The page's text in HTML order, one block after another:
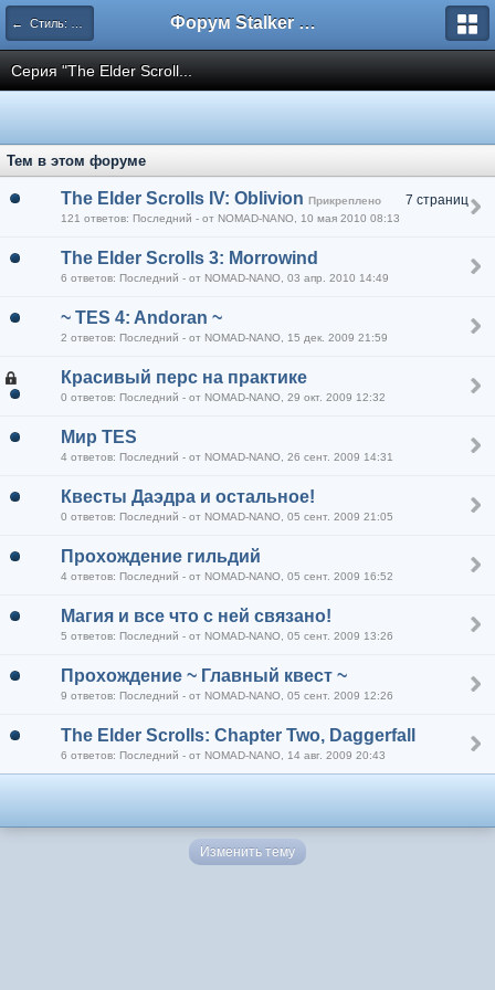
← Стиль: RPG Форум Stalker Simbion Mod
Серия "The Elder Scroll...
Тем в этом форуме
The Elder Scrolls IV: Oblivion Прикреплено 7 страниц
121 ответов: Последний - от NOMAD-NANO, 10 мая 2010 08:13
The Elder Scrolls 3: Morrowind
6 ответов: Последний - от NOMAD-NANO, 03 апр. 2010 14:49
~ TES 4: Andoran ~
2 ответов: Последний - от NOMAD-NANO, 15 дек. 2009 21:59
Красивый перс на практике
0 ответов: Последний - от NOMAD-NANO, 29 окт. 2009 12:32
Мир TES
4 ответов: Последний - от NOMAD-NANO, 26 сент. 2009 14:31
Квесты Даэдра и остальное!
0 ответов: Последний - от NOMAD-NANO, 05 сент. 2009 21:05
Прохождение гильдий
4 ответов: Последний - от NOMAD-NANO, 05 сент. 2009 16:52
Магия и все что с ней связано!
5 ответов: Последний - от NOMAD-NANO, 05 сент. 2009 13:26
Прохождение ~ Главный квест ~
9 ответов: Последний - от NOMAD-NANO, 05 сент. 2009 12:26
The Elder Scrolls: Chapter Two, Daggerfall
6 ответов: Последний - от NOMAD-NANO, 14 авг. 2009 20:43
Изменить тему